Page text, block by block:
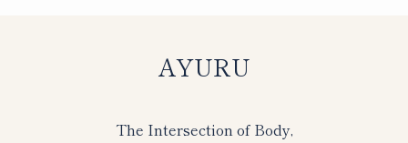
AYURU
The Intersection of Body,